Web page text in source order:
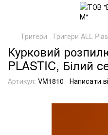
Тригери Тригери ALL
Курковий
PLASTIC, Білий
Артикул: VM1810 Написати